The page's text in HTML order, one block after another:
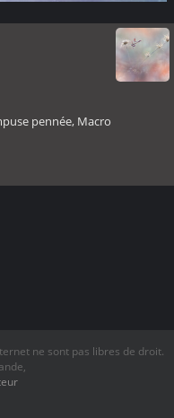
pennée, Macro
ne sont pas libres de droit.